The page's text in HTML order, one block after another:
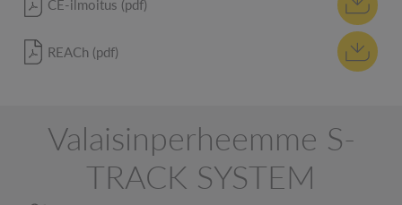
CE-ilmoitus (pdf)
REACh (pdf)
Valaisinperheemme S-
TRACK SYSTEM